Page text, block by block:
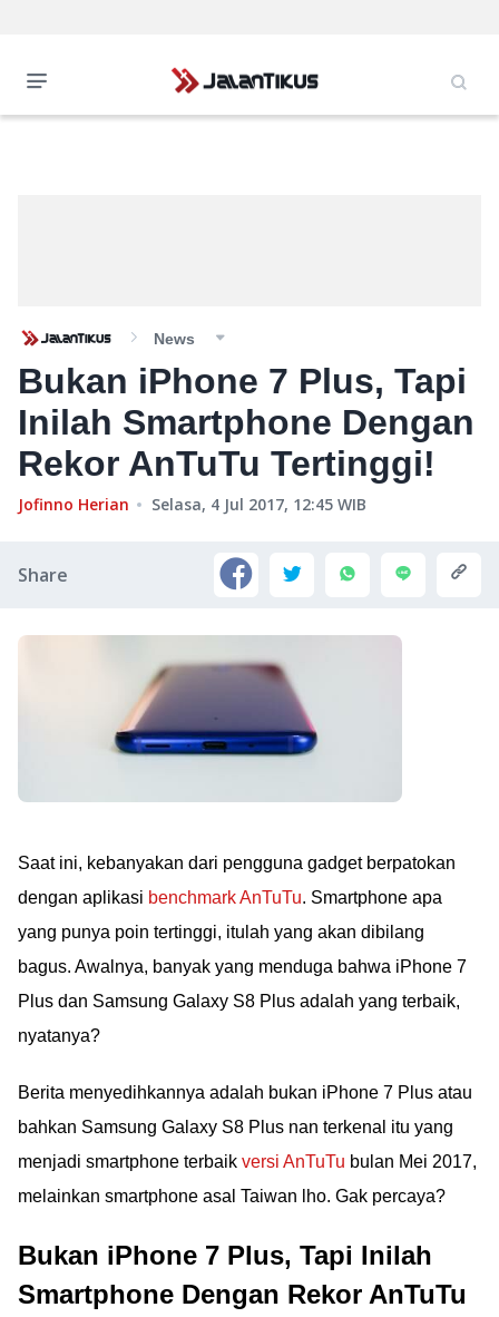
News
Bukan iPhone 7 Plus, Tapi
Inilah Smartphone Dengan
Rekor AnTuTu Tertinggi!
Jofinno Herian Selasa, 4 Jul 2017, 12:45 WIB
Share
Saat ini, kebanyakan dari pengguna gadget berpatokan
dengan aplikasi benchmark AnTuTu. Smartphone apa
yang punya poin tertinggi, itulah yang akan dibilang
bagus. Awalnya, banyak yang menduga bahwa iPhone 7
Plus dan Samsung Galaxy S8 Plus adalah yang terbaik,
nyatanya?
Berita menyedihkannya adalah bukan iPhone 7 Plus atau
bahkan Samsung Galaxy S8 Plus nan terkenal itu yang
menjadi smartphone terbaik versi AnTuTu bulan Mei 2017,
melainkan smartphone asal Taiwan lho. Gak percaya?
Bukan iPhone 7 Plus, Tapi Inilah
Smartphone Dengan Rekor AnTuTu